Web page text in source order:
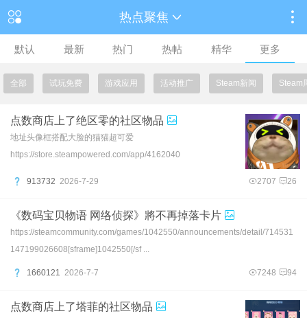
热点聚焦
默认 最新 热门 热帖 精华 更多
全部 试玩免费 游戏应用 活动推广 Steam新闻 Steam
点数商店上了绝区零的社区物品
地址头像框搭配大脸的猫猫超可爱
https://store.steampowered.com/app/4162040
913732 2026-7-29 2707 26
《数码宝贝物语 网络侦探》將不再掉落卡片
https://steamcommunity.com/games/1042550/announcements/detail/714531
147199026608[sframe]1042550[/sf ...
1660121 2026-7-7 7248 94
点数商店上了塔菲的社区物品